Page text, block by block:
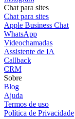
Chat para sites
Chat para sites
Apple Business Chat
WhatsApp
Videochamadas
Assistente de IA
Callback
CRM
Sobre
Blog
Ajuda
Termos de uso
Política de Privacidade